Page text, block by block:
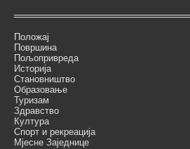
Положај
Површина
Пољопривреда
Историја
Становништво
Образовање
Туризам
Здравство
Култура
Спорт и рекреација
Мјесне Заједнице